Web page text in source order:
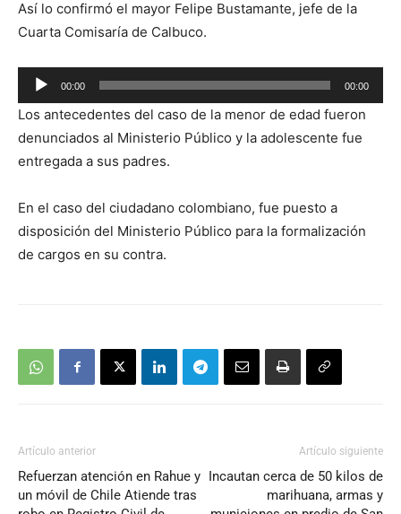
Así lo confirmó el mayor Felipe Bustamante, jefe de la
Cuarta Comisaría de Calbuco.
Reproductor
de
audio
00:00 00:00
Los antecedentes del caso de la menor de edad fueron
denunciados al Ministerio Público y la adolescente fue
entregada a sus padres.
En el caso del ciudadano colombiano, fue puesto a
disposición del Ministerio Público para la formalización
de cargos en su contra.
Artículo anterior
Refuerzan atención en Rahue y
un móvil de Chile Atiende tras
Artículo siguiente
Incautan cerca de 50 kilos de
marihuana, armas y